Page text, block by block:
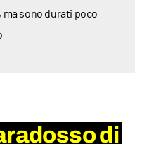
sono durati poco
di